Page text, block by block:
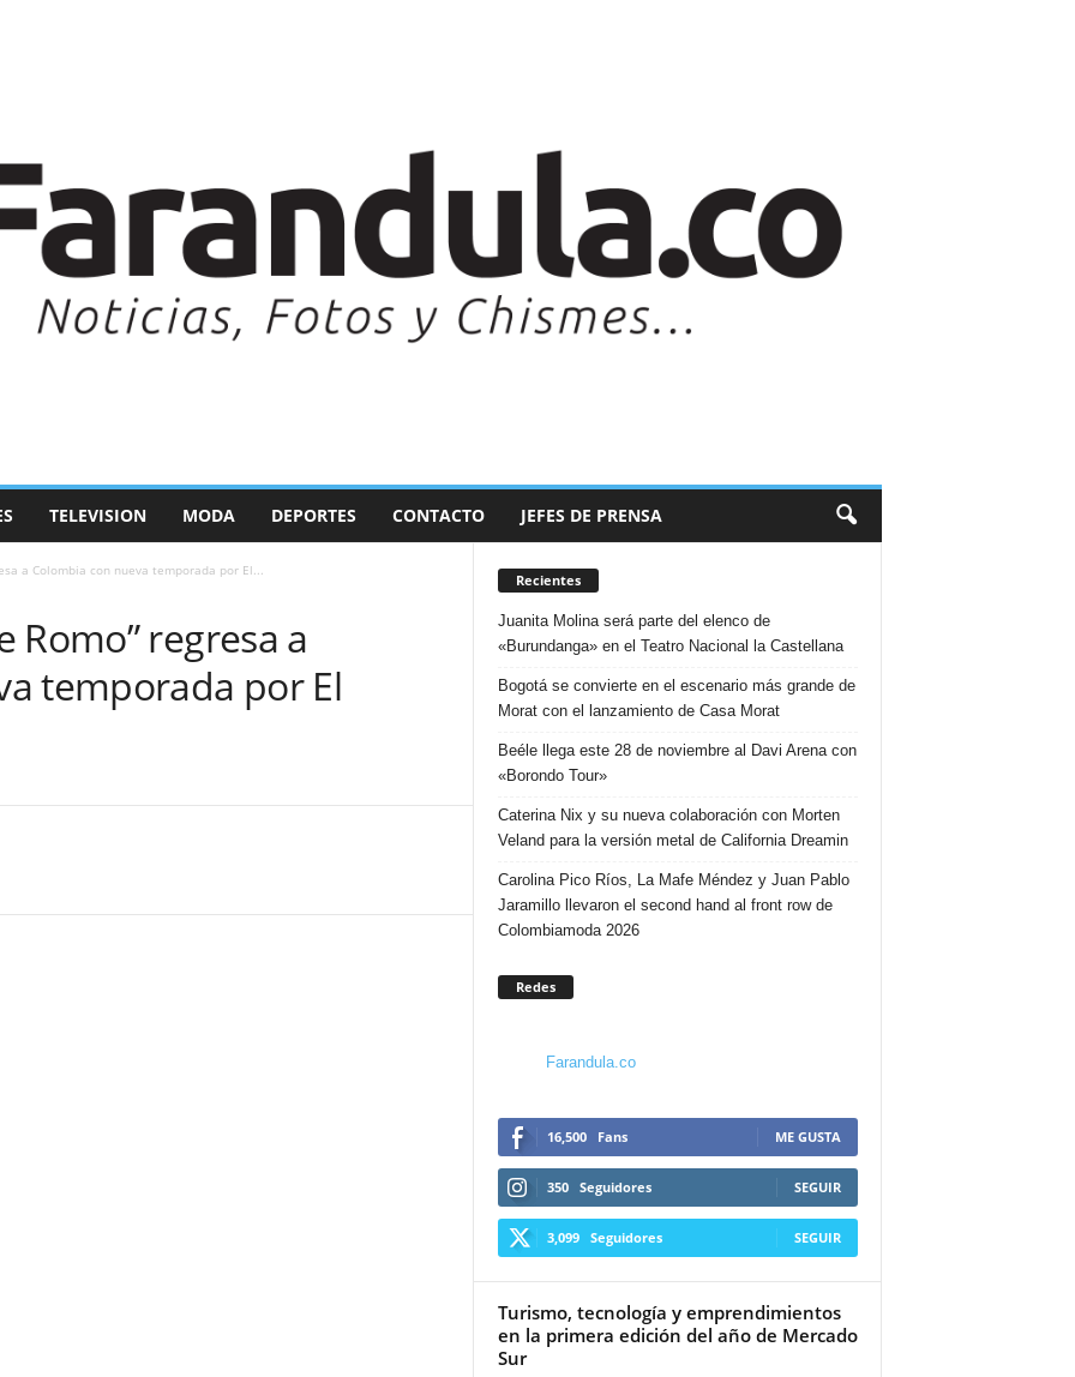
TELEVISION MODA DEPORTES CONTACTO JEFES DE PRENSA
a Colombia con nueva temporada por El...
Romo” regresa a
temporada por El
Recientes
Juanita Molina será parte del elenco de
«Burundanga» en el Teatro Nacional la Castellana
Bogotá se convierte en el escenario más grande de
Morat con el lanzamiento de Casa Morat
Beéle llega este 28 de noviembre al Davi Arena con
«Borondo Tour»
Caterina Nix y su nueva colaboración con Morten
Veland para la versión metal de California Dreamin
Carolina Pico Ríos, La Mafe Méndez y Juan Pablo
Jaramillo llevaron el second hand al front row de
Colombiamoda 2026
Redes
Farandula.co
16,500 Fans ME GUSTA
350 Seguidores SEGUIR
3,099 Seguidores SEGUIR
Turismo, tecnología y emprendimientos
en la primera edición del año de Mercado
Sur